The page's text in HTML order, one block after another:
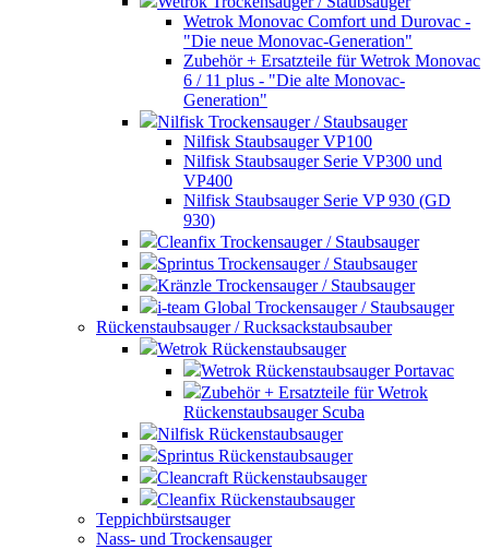
Wetrok Monovac Comfort und Durovac -
"Die neue Monovac-Generation"
Zubehör + Ersatzteile für Wetrok Monovac
6 / 11 plus - "Die alte Monovac-
Generation"
Nilfisk Trockensauger / Staubsauger
Nilfisk Staubsauger VP100
Nilfisk Staubsauger Serie VP300 und
VP400
Nilfisk Staubsauger Serie VP 930 (GD
930)
Cleanfix Trockensauger / Staubsauger
Sprintus Trockensauger / Staubsauger
Kränzle Trockensauger / Staubsauger
i-team Global Trockensauger / Staubsauger
Rückenstaubsauger / Rucksackstaubsauber
Wetrok Rückenstaubsauger
Wetrok Rückenstaubsauger Portavac
Zubehör + Ersatzteile für Wetrok
Rückenstaubsauger Scuba
Nilfisk Rückenstaubsauger
Sprintus Rückenstaubsauger
Cleancraft Rückenstaubsauger
Cleanfix Rückenstaubsauger
Teppichbürstsauger
Nass- und Trockensauger